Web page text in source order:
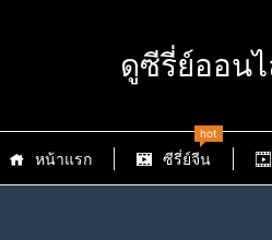
ดูซีรี่ย์ออน
หน้าแรก ซีรี่ย์จีน
hot